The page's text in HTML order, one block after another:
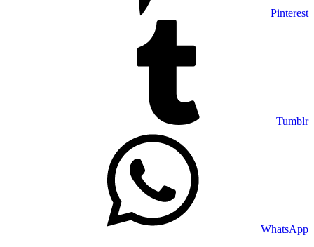
Pinterest
Tumblr
WhatsApp